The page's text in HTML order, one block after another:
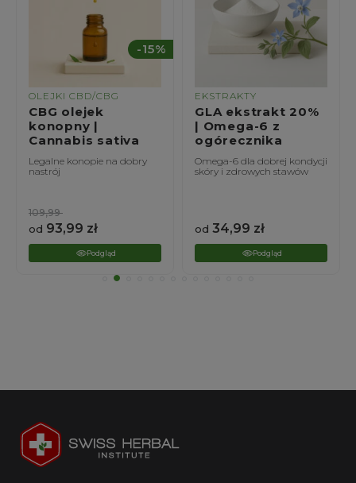
OLEJKI CBD/CBG
CBG olejek
konopny |
Cannabis sativa
Legalne konopie na dobry
nastrój
-15%
od 93,99 zł
109,99
Podgląd
EKSTRAKTY
GLA ekstrakt 20%
| Omega-6 z
ogórecznika
Omega-6 dla dobrej kondycji
skóry i zdrowych stawów
od 34,99 zł
Podgląd